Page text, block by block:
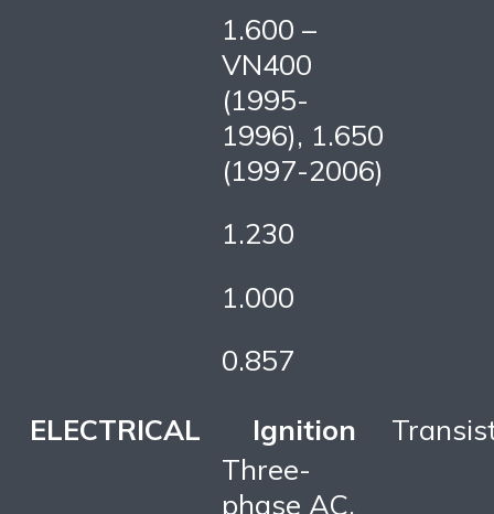
1.600 –
VN400
(1995-
1996), 1.650
(1997-2006)
1.230
1.000
0.857
ELECTRICAL
Ignition
Three-
phase AC,